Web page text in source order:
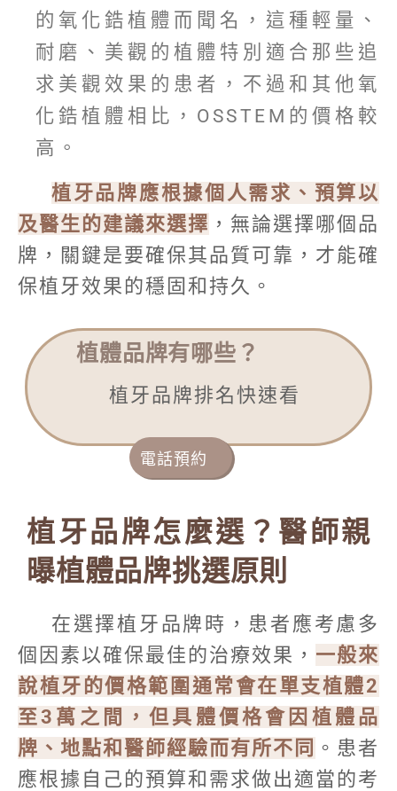
的氧化鋯植體而聞名，這種輕量、
耐磨、美觀的植體特別適合那些追
求美觀效果的患者，不過和其他氧
化鋯植體相比，OSSTEM的價格較
高。
植牙品牌應根據個人需求、預算以
及醫生的建議來選擇 ，無論選擇哪個品
牌，關鍵是要確保其品質可靠，才能確
保植牙效果的穩固和持久。
植體品牌有哪些？
植牙品牌排名快速看
電話預約
植牙品牌怎麼選？醫師親
曝植體品牌挑選原則
在選擇植牙品牌時，患者應考慮多
個因素以確保最佳的治療效果， 一般來
說植牙的價格範圍通常會在單支植體2
至3萬之間，但具體價格會因植體品
牌、地點和醫師經驗而有所不同 。患者
應根據自己的預算和需求做出適當的考